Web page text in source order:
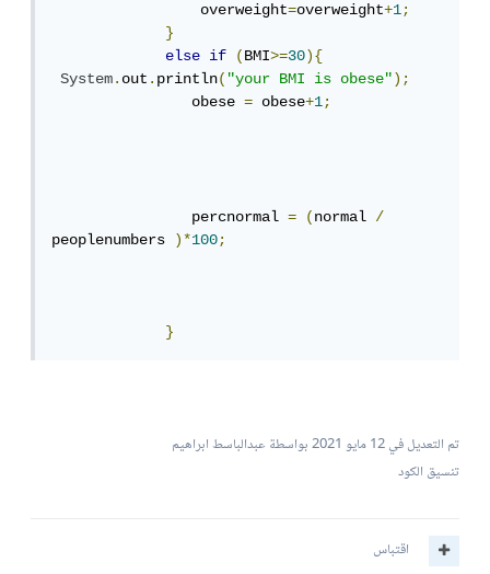
overweight=overweight+1;
}
else
if (BMI>=30){
System.out.println("your BMI is obese");
obese = obese+1;
percnormal = (normal /
peoplenumbers )*100;
}
تم التعديل في12 مايو 2021
بواسطة عبدالباسط ابراهيم
تنسيق الكود
اقتباس